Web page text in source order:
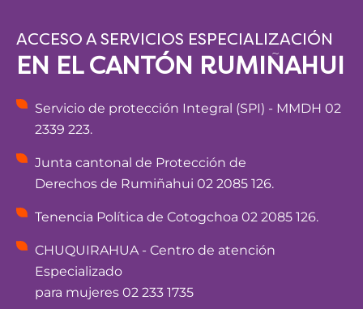
ACCESO A SERVICIOS ESPECIALIZACIÓN
EN EL CANTÓN RUMIÑAHUI
Servicio de protección Integral (SPI) - MMDH 02
2339 223.
Junta cantonal de Protección de
Derechos de Rumiñahui 02 2085 126.
Tenencia Política de Cotogchoa 02 2085 126.
CHUQUIRAHUA - Centro de atención
Especializado
para mujeres 02 233 1735